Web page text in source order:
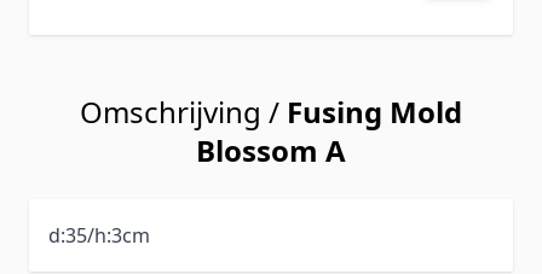
Omschrijving / Fusing Mold
Blossom A
d:35/h:3cm